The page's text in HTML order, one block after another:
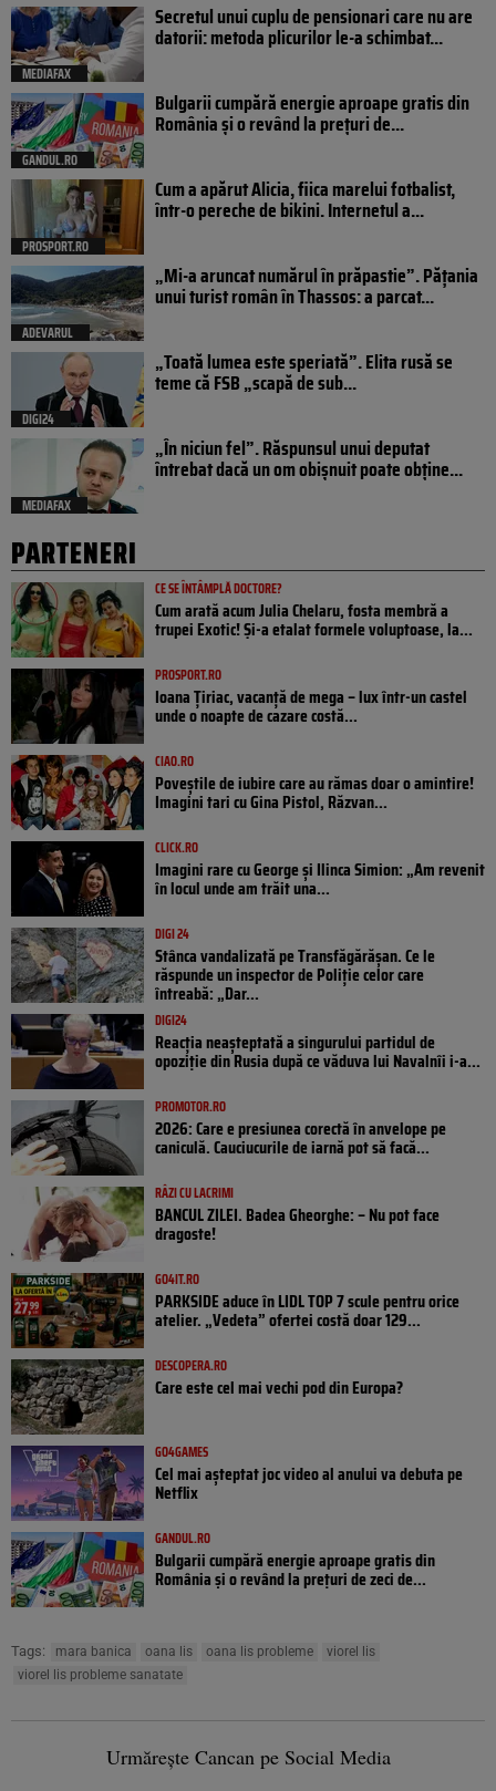
MEDIAFAX
Secretul unui cuplu de pensionari care nu are
datorii: metoda plicurilor le-a schimbat...
GANDUL.RO
Bulgarii cumpără energie aproape gratis din
România și o revând la prețuri de...
PROSPORT.RO
Cum a apărut Alicia, fiica marelui fotbalist,
într-o pereche de bikini. Internetul a...
ADEVARUL
„Mi-a aruncat numărul în prăpastie”. Pățania
unui turist român în Thassos: a parcat...
DIGI24
„Toată lumea este speriată”. Elita rusă se
teme că FSB „scapă de sub...
MEDIAFAX
„În niciun fel”. Răspunsul unui deputat
întrebat dacă un om obișnuit poate obține...
PARTENERI
CE SE ÎNTÂMPLĂ DOCTORE?
Cum arată acum Julia Chelaru, fosta membră a
trupei Exotic! Și-a etalat formele voluptoase, la...
PROSPORT.RO
Ioana Țiriac, vacanță de mega – lux într-un castel
unde o noapte de cazare costă...
CIAO.RO
Poveştile de iubire care au rămas doar o amintire!
Imagini tari cu Gina Pistol, Răzvan...
CLICK.RO
Imagini rare cu George și Ilinca Simion: „Am revenit
în locul unde am trăit una...
DIGI 24
Stânca vandalizată pe Transfăgărășan. Ce le
răspunde un inspector de Poliție celor care
întreabă: „Dar...
DIGI24
Reacția neașteptată a singurului partidul de
opoziţie din Rusia după ce văduva lui Navalnîi i-a...
PROMOTOR.RO
2026: Care e presiunea corectă în anvelope pe
caniculă. Cauciucurile de iarnă pot să facă...
RÂZI CU LACRIMI
BANCUL ZILEI. Badea Gheorghe: – Nu pot face
dragoste!
GO4IT.RO
PARKSIDE aduce în LIDL TOP 7 scule pentru orice
atelier. „Vedeta” ofertei costă doar 129...
DESCOPERA.RO
Care este cel mai vechi pod din Europa?
GO4GAMES
Cel mai așteptat joc video al anului va debuta pe
Netflix
GANDUL.RO
Bulgarii cumpără energie aproape gratis din
România și o revând la prețuri de zeci de...
Tags: mara banica oana lis oana lis probleme
viorel lis
viorel lis probleme sanatate
Urmărește Cancan pe Social Media